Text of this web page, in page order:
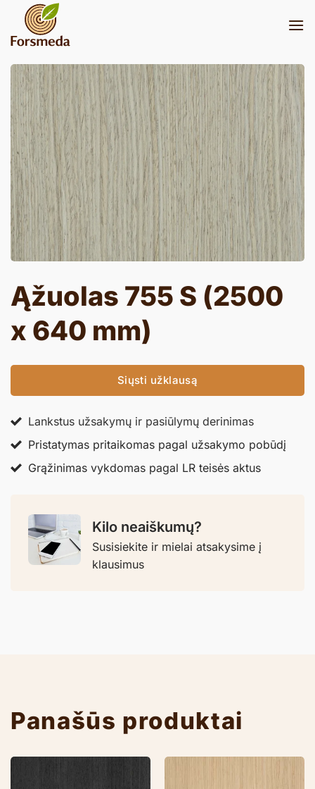
content
Ąžuolas 755 S (2500
x 640 mm)
Siųsti užklausą
Lankstus užsakymų ir pasiūlymų derinimas
Pristatymas pritaikomas pagal užsakymo pobūdį
Grąžinimas vykdomas pagal LR teisės aktus
Kilo neaiškumų?
Susisiekite ir mielai atsakysime į
klausimus
Panašūs produktai